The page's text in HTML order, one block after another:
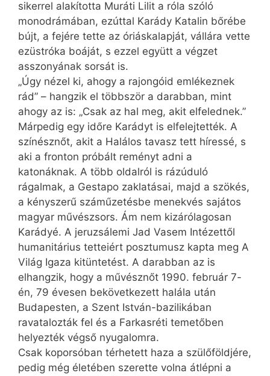
sikerrel alakította Muráti Lilit a róla szóló
monodrámában, ezúttal Karády Katalin bőrébe
bújt, a fejére tette az óriáskalapját, vállára vette
ezüstróka boáját, s ezzel együtt a végzet
asszonyának sorsát is.
„Úgy nézel ki, ahogy a rajongóid emlékeznek
rád” – hangzik el többször a darabban, mint
ahogy az is: „Csak az hal meg, akit elfelednek.”
Márpedig egy időre Karádyt is elfelejtették. A
színésznőt, akit a Halálos tavasz tett híressé, s
aki a fronton próbált reményt adni a
katonáknak. A több oldalról is rázúduló
rágalmak, a Gestapo zaklatásai, majd a szökés,
a kényszerű száműzetésbe menekvés sajátos
magyar művészsors. Ám nem kizárólagosan
Karádyé. A jeruzsálemi Jad Vasem Intézettől
humanitárius tetteiért posztumusz kapta meg A
Világ Igaza kitüntetést. A darabban az is
elhangzik, hogy a művésznőt 1990. február 7-
én, 79 évesen bekövetkezett halála után
Budapesten, a Szent István-bazilikában
ravatalozták fel és a Farkasréti temetőben
helyezték végső nyugalomra.
Csak koporsóban térhetett haza a szülőföldjére,
pedig még életében szerette volna átlépni a